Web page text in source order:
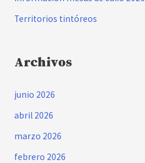
Territorios tintóreos
Archivos
junio 2026
abril 2026
marzo 2026
febrero 2026